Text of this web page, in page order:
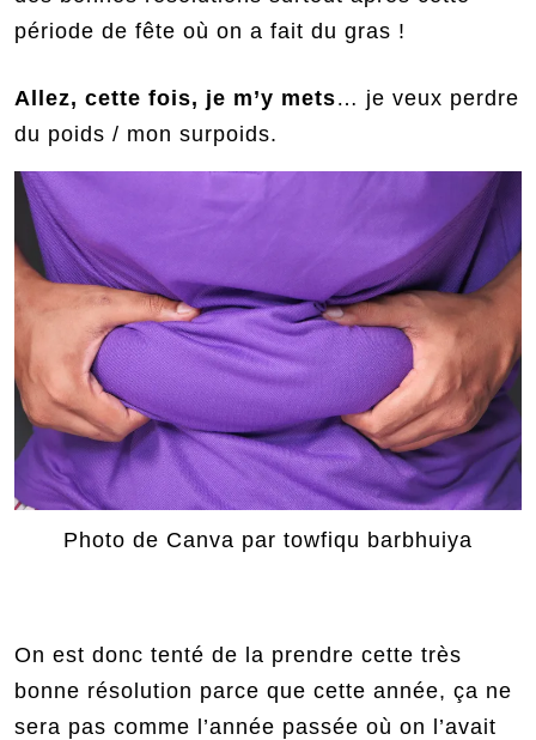
période de fête où on a fait du gras !
Allez, cette fois, je m’y mets… je veux perdre
du poids / mon surpoids.
Photo de Canva par towfiqu barbhuiya
On est donc tenté de la prendre cette très
bonne résolution parce que cette année, ça ne
sera pas comme l’année passée où on l’avait